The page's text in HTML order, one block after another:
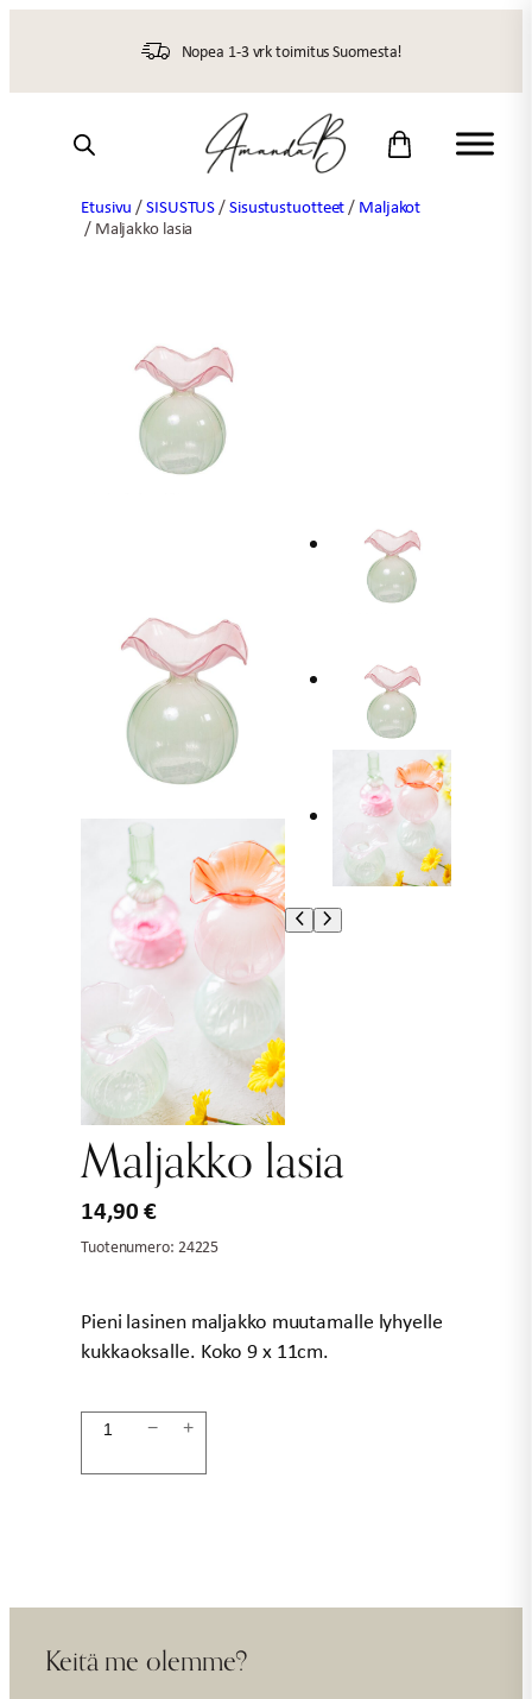
Nopea 1-3 vrk toimitus Suomesta!
Etusivu /SISUSTUS/Sisustustuotteet/ Maljakot
/ Maljakko lasia
Maljakko lasia
14,90€
Tuotenumero: 24225
Pieni lasinen maljakko muutamalle lyhyelle
kukkaoksalle. Koko 9 x 11cm.
Maljakko
− +
Keitä me olemme?